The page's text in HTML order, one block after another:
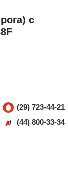
с
(29) 723-44-21
(44) 800-33-34